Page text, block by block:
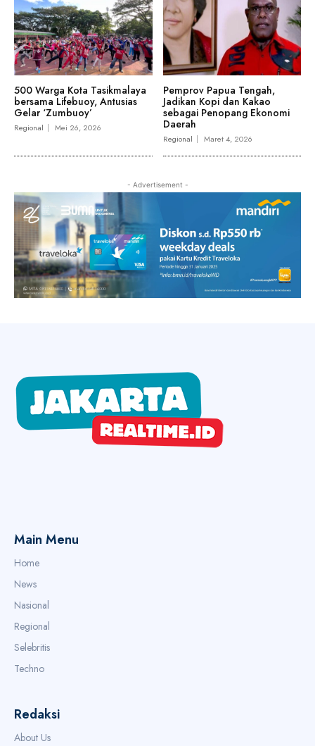
500 Warga Kota Tasikmalaya
bersama Lifebuoy, Antusias
Gelar ‘Zumbuoy’
Regional Mei 26, 2026
Pemprov Papua Tengah,
Jadikan Kopi dan Kakao
sebagai Penopang Ekonomi
Daerah
Regional Maret 4, 2026
- Advertisement -
Main Menu
Home
News
Nasional
Regional
Selebritis
Techno
Redaksi
About Us